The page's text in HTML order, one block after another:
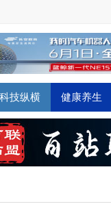
科技纵横 健康养生